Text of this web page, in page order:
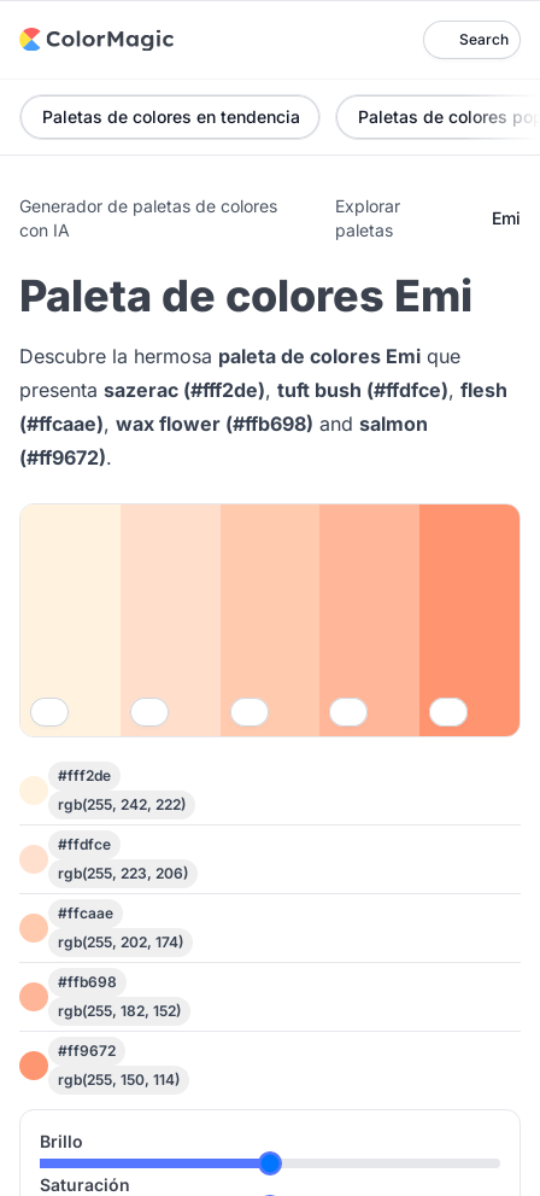
Search
Paletas de colores en tendencia Paletas de colores
Generador de paletas de colores
con IA
Explorar
paletas
Emi
Paleta de colores Emi
Descubre la hermosa paleta de colores Emi que
presenta sazerac (#fff2de), tuft bush (#ffdfce), flesh
(#ffcaae), wax flower (#ffb698) and salmon
(#ff9672).
#fff2de
rgb(255, 242, 222)
#ffdfce
rgb(255, 223, 206)
#ffcaae
rgb(255, 202, 174)
#ffb698
rgb(255, 182, 152)
#ff9672
rgb(255, 150, 114)
Brillo
Saturación